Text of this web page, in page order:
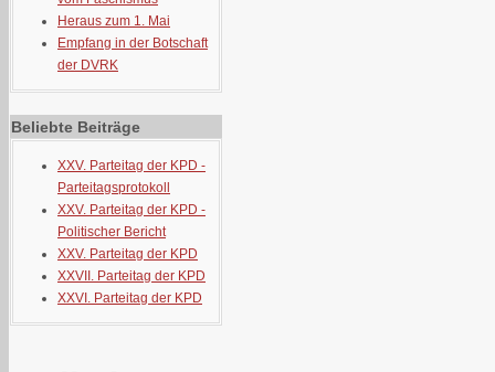
Heraus zum 1. Mai
Empfang in der Botschaft
der DVRK
Beliebte Beiträge
XXV. Parteitag der KPD -
Parteitagsprotokoll
XXV. Parteitag der KPD -
Politischer Bericht
XXV. Parteitag der KPD
XXVII. Parteitag der KPD
XXVI. Parteitag der KPD